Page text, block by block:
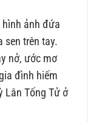
ảnh đứa
sen trên tay.
nở, ước mơ
đình hiếm
Lân Tống Tử ở